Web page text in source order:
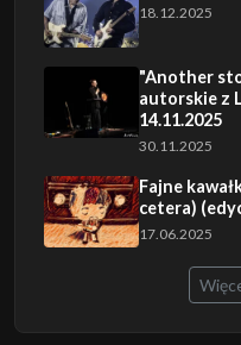
18.12.2025
"Another
autorskie z
14.11.2025
30.11.2025
Fajne
cetera)
17.06.2025